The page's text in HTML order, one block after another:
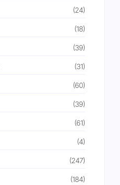
(24)
(18)
(39)
(31)
(60)
(39)
(61)
(4)
(247)
(184)